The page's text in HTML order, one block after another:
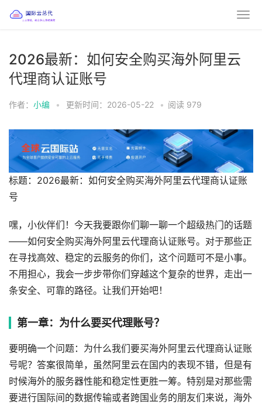
2026最新：如何安全购买海外阿里云
代理商认证账号
作者： 小编 • 更新时间：2026-05-22 • 阅读 979
标题：2026最新：如何安全购买海外阿里云代理商认证账
号
嘿，小伙伴们！今天我要跟你们聊一聊一个超级热门的话题
——如何安全购买海外阿里云代理商认证账号。对于那些正
在寻找高效、稳定的云服务的你们，这个问题可不是小事。
不用担心，我会一步步带你们穿越这个复杂的世界，走出一
条安全、可靠的路径。让我们开始吧！
第一章：为什么要买代理账号？
要明确一个问题：为什么我们要买海外阿里云代理商认证账
号呢？答案很简单，虽然阿里云在国内的表现不错，但是有
时候海外的服务器性能和稳定性更胜一筹。特别是对那些需
要进行国际间的数据传输或者跨国业务的朋友们来说，海外